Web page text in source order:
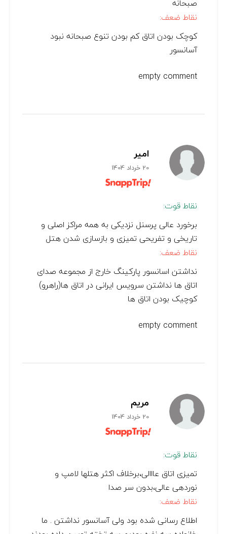
صبحانه
نقاط ضعف:
کوچک بودن اتاق کم بودن تنوع صبحانه نبود
آسانسور
empty comment
امیر
20 خرداد 1404
نقاط قوت:
برخورد عالی پرسنل نزدیکی به همه مراکز اصلی و
تاریخی و تفریحی تمیزی و بازسازی شدن هتل
نقاط ضعف:
نداشتن اسانسور پارکینگ خارج از مجموعه صدای
اتاق ها نداشتن سرویس ایرانی در اتاق ها(راهرو)
کوچیک بودن اتاق ها
empty comment
مریم
20 خرداد 1404
نقاط قوت:
تمیزی اتاق عااالی،برخلاف اکثر هتلها لامپ و
نوردهی عالی،بدون سر ‌صدا
نقاط ضعف:
اطلاع رسانی شده بود ولی آسانسور نداشتن . ما